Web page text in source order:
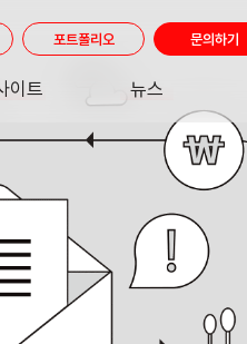
이트 뉴스
NEWS
포트폴리오 문의하기